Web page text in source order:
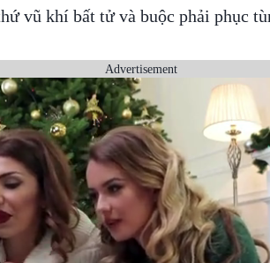
vũ khí bất tử và buộc phải phục
Advertisement